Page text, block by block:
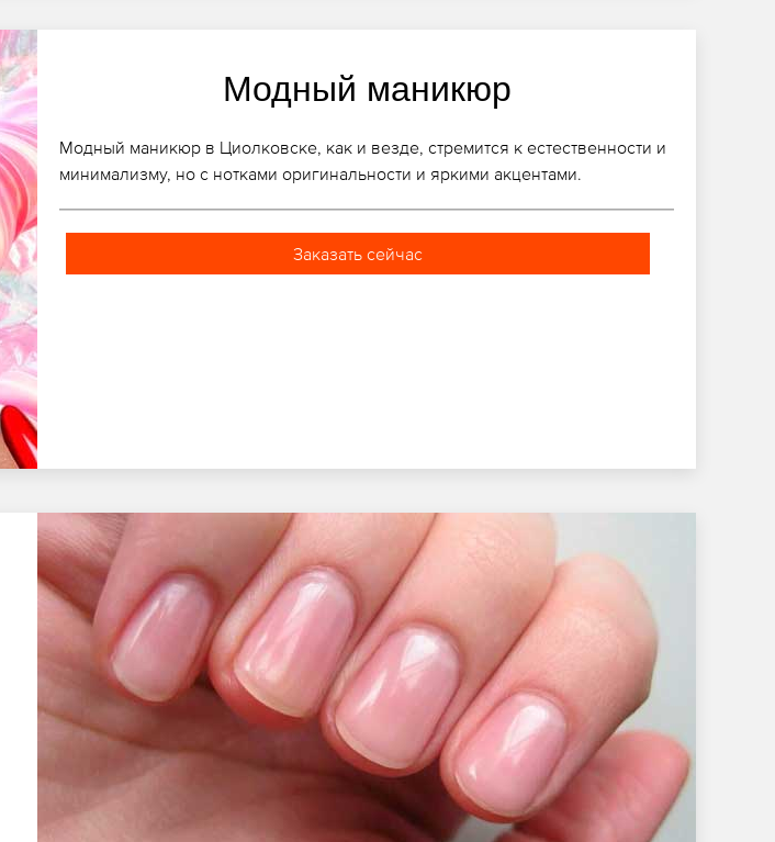
Модный маникюр
Модный маникюр в Циолковске, как и везде, стремится к естественности и
минимализму, но с нотками оригинальности и яркими акцентами.
Заказать сейчас